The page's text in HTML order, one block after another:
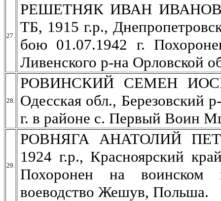
27.
РЕШЕТНЯК ИВАН
ТБ, 1915 г.р.,
бою 01.07.1942 г.
Ливенского р-на Орловской
28.
РОВИНСКИЙ СЕМЕН
Одесская обл., Березовский
г. в районе с. Первый Воин
29.
РОВНЯГА АНАТОЛИЙ
1924 г.р., Красноярский
Похоронен на
воеводство Жешув, Польша.